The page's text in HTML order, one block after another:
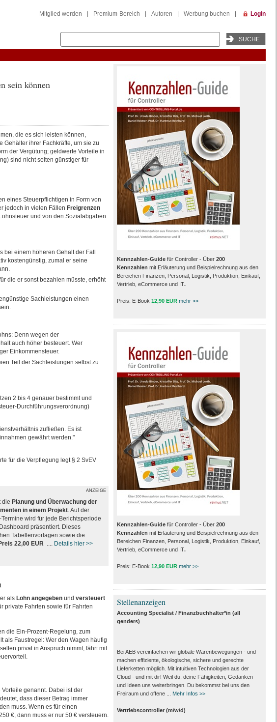
Mitglied werden Premium-Bereich Autoren Werbung buchen Login
sein können
die es sich leisten können,
Gehälter ihrer Fachkräfte, um sie zu
der Vergütung; geldwerte Vorteile in
sind nicht selten günstiger für
eines Steuerpflichtigen in Form von
jedoch in vielen Fällen Freigrenzen
und von den Sozialabgaben
einem höheren Gehalt der Fall
kostengünstig, zumal er seine
die er sonst bezahlen müsste, erhöht
Sachleistungen einen
Denn wegen der
auch höher besteuert. Wer
Einkommensteuer.
Teil der Sachleistungen selbst zu
2 bis 4 genauer bestimmt und
Durchführungsverordnung)
zufließen. Es ist
gewährt werden."
für die Verpflegung legt § 2 SvEV
ANZEIGE
die Planung und Überwachung der
in einem Projekt. Auf der
wird für jede Berichtsperiode
präsentiert. Dieses
Tabellenvorlagen sowie die
22,00 EUR .... Details hier >>
als Lohn angegebenund versteuert
private Fahrten sowie für Fahrten
die Ein-Prozent-Regelung, zum
als Faustregel: Wer den Wagen häufig
privat in Anspruch nimmt, fährt mit
genannt. Dabei ist der
dass dieser Betrag immer
muss. Wenn es für einen
€, dann muss er nur 50 € versteuern.
Kennzahlen-Guidefür Controller - Über 200
Kennzahlen mit Erläuterung und Beispielrechnung aus den
Bereichen Finanzen, Personal, Logistik, Produktion, Einkauf,
Vertrieb, eCommerce und IT.
Preis: E-Book 12,90 EUR mehr >>
Kennzahlen-Guidefür Controller - Über 200
Kennzahlen mit Erläuterung und Beispielrechnung aus den
Bereichen Finanzen, Personal, Logistik, Produktion, Einkauf,
Vertrieb, eCommerce und IT.
Preis: E-Book 12,90 EUR mehr >>
Stellenanzeigen
Accounting Specialist / Finanzbuchhalter*in (all
genders)
Bei AEB vereinfachen wir globale Warenbewegungen - und
machen effiziente, ökologische, sichere und gerechte
Lieferketten möglich. Mit intuitiven Technologien aus der
Cloud - und mit dir! Weil du, deine Fähigkeiten, Gedanken
und Ideen uns weiterbringen. Du bekommst bei uns den
Freiraum und offene ...
Mehr Infos >>
Vertriebscontroller (m/w/d)